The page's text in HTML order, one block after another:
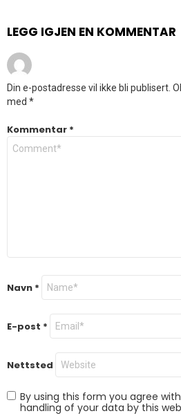
LEGG IGJEN EN KOMMENTAR
Din e-postadresse vil ikke bli publisert.
med *
Kommentar *
Navn *
E-post *
Nettsted
By using this form you agree
handling of your data by this